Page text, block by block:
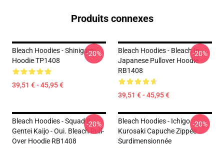
Produits connexes
Bleach Hoodies - Shinigami
Hoodie TP1408
39,51 € - 45,95 €
-20%
Bleach Hoodies - Bleach In
Japanese Pullover Hoodie
RB1408
39,51 € - 45,95 €
-20%
Bleach Hoodies - Squad 8
Gentei Kaijo - Oui. Bleach Pull-
Over Hoodie RB1408
-20%
Bleach Hoodies - Ichigo
Kurosaki Capuche Zippée
Surdimensionnée
-20%